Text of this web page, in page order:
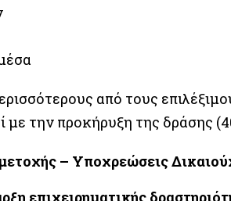
από τους
με την προκήρυξη της δράσης
– Υποχρεώσεις